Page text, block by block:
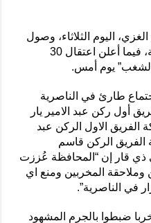
اليوم الثلاثاء، وصول
تعزيزات أمنية الى مدينة الناصرية، فيما أعلن اعتقال 30
يوم أمس.
طارئ في الناصرية
أول ركن عبد الامير يار
الفريق الاول الركن عبد
الفريق الركن قاسم
ذي قار إن “المحافظة عُززت
وملاحقة المخربين ومنع اي
في الناصرية”.
الغزي عن “اعتقال 30 مخربا ضبطوا بالجرم المشهود